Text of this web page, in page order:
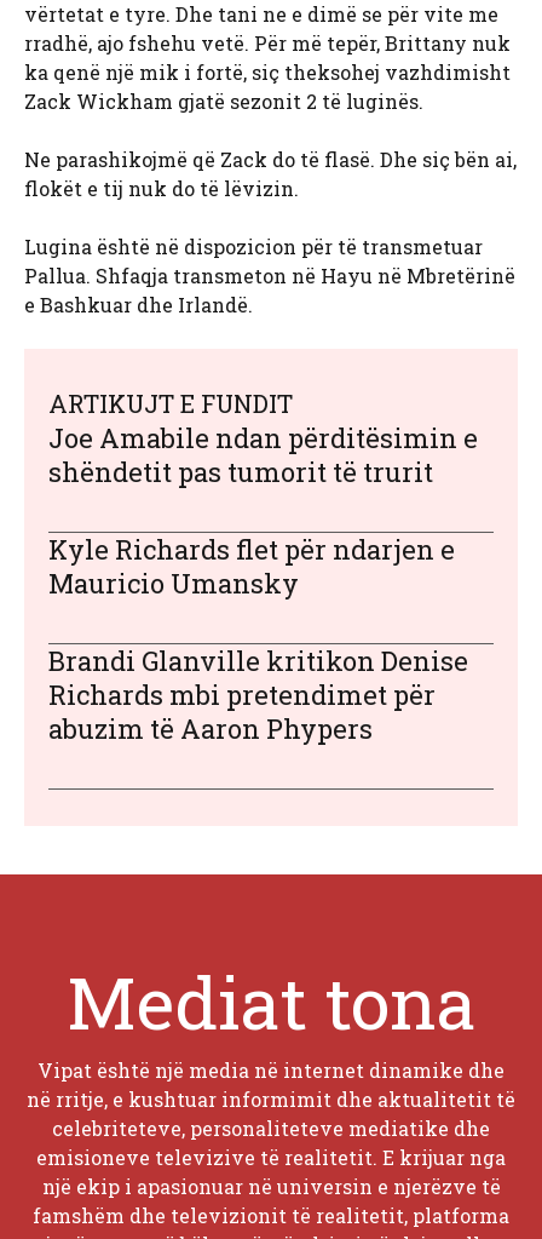
vërtetat e tyre. Dhe tani ne e dimë se për vite me
rradhë, ajo fshehu vetë. Për më tepër, Brittany nuk
ka qenë një mik i fortë, siç theksohej vazhdimisht
Zack Wickham gjatë sezonit 2 të luginës.
Ne parashikojmë që Zack do të flasë. Dhe siç bën ai,
flokët e tij nuk do të lëvizin.
Lugina është në dispozicion për të transmetuar
Pallua. Shfaqja transmeton në Hayu në Mbretërinë
e Bashkuar dhe Irlandë.
ARTIKUJT E FUNDIT
Joe Amabile ndan përditësimin e
shëndetit pas tumorit të trurit
Kyle Richards flet për ndarjen e
Mauricio Umansky
Brandi Glanville kritikon Denise
Richards mbi pretendimet për
abuzim të Aaron Phypers
Mediat tona
Vipat është një media në internet dinamike dhe
në rritje, e kushtuar informimit dhe aktualitetit të
celebriteteve, personaliteteve mediatike dhe
emisioneve televizive të realitetit. E krijuar nga
një ekip i apasionuar në universin e njerëzve të
famshëm dhe televizionit të realitetit, platforma